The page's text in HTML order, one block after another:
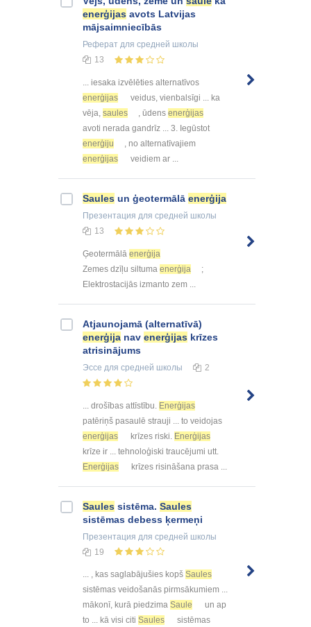
enerģijas avots Latvijas
mājsaimniecībās
Реферат для средней школы
13
... iesaka izvēlēties alternatīvos
enerģijas
veidus, vienbalsīgi ... ka
vēja, saules , ūdens enerģijas
avoti nerada gandrīz ... 3. Iegūstot
enerģiju
, no alternatīvajiem
enerģijas
veidiem ar ...
Saules un ģeotermālā enerģija
Презентация для средней школы
13
Ģeotermālā enerģija
Zemes dzīļu siltuma enerģija
;
Elektrostacijās izmanto zem ...
Atjaunojamā (alternatīvā)
enerģija nav enerģijas krīzes
atrisinājums
Эссе для средней школы 2
... drošības attīstību. Enerģijas
patēriņš pasaulē strauji ... to veidojas
enerģijas
krīzes riski. Enerģijas
krīze ir ... tehnoloģiski traucējumi utt.
Enerģijas
krīzes risināšana prasa ...
Saules sistēma. Saules
sistēmas debess ķermeņi
Презентация для средней школы
19
... , kas saglabājušies kopš Saules
sistēmas veidošanās pirmsākumiem ...
mākonī, kurā piedzima Saule
un ap
to ... kā visi citi Saules
sistēmas